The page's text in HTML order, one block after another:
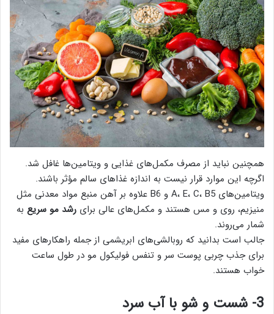
همچنین نباید از مصرف مکمل‌های غذایی و ویتامین‌ها غافل شد.
اگرچه این موارد قرار نیست به اندازه غذاهای سالم مؤثر باشند.
ویتامین‌های A، E، C، B5 و B6 علاوه بر آهن منبع مواد معدنی مثل
منیزیم، روی و مس هستند و مکمل‌های عالی برای رشد مو سریع به
شمار می‌روند.
جالب است بدانید که روبالشی‌های ابریشمی از جمله راهکارهای مفید
برای جذب چربی پوست سر و تنفس فولیکول مو در طول ساعت
خواب هستند.
3- شست و شو با آب سرد